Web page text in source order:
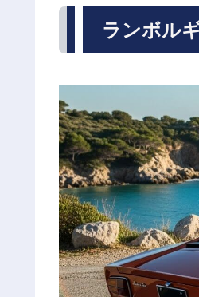
ランボル